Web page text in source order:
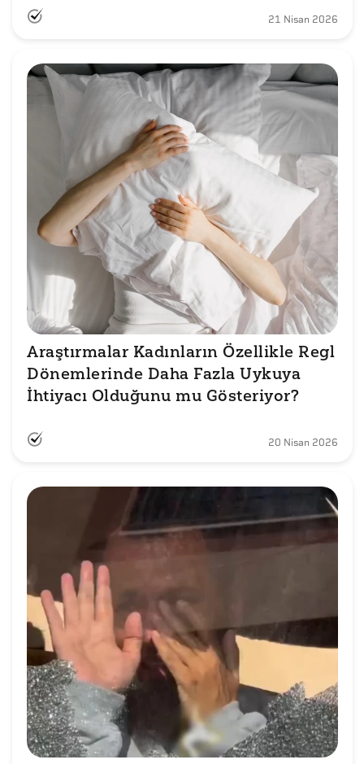
21 Nisan 2026
Araştırmalar Kadınların Özellikle Regl
Dönemlerinde Daha Fazla Uykuya
İhtiyacı Olduğunu mu Gösteriyor?
20 Nisan 2026